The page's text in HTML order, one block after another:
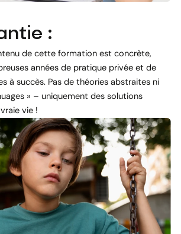
:
de cette formation est concrète,
années de pratique privée et de
à succès. Pas de théories abstraites ni
» – uniquement des solutions
vie !